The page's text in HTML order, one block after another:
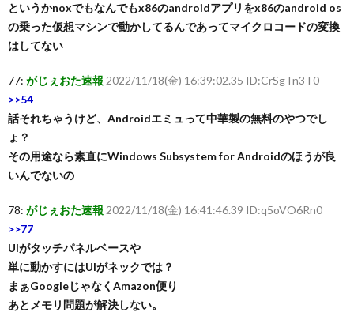
というかnoxでもなんでもx86のandroidアプリをx86のandroid os
の乗った仮想マシンで動かしてるんであってマイクロコードの変換
はしてない
77: がじぇおた速報 2022/11/18(金) 16:39:02.35 ID:CrSgTn3T0
>>54
話それちゃうけど、Androidエミュって中華製の無料のやつでし
ょ？
その用途なら素直にWindows Subsystem for Androidのほうが良
いんでないの
78: がじぇおた速報 2022/11/18(金) 16:41:46.39 ID:q5oVO6Rn0
>>77
UIがタッチパネルベースや
単に動かすにはUIがネックでは？
まぁGoogleじゃなくAmazon便り
あとメモリ問題が解決しない。